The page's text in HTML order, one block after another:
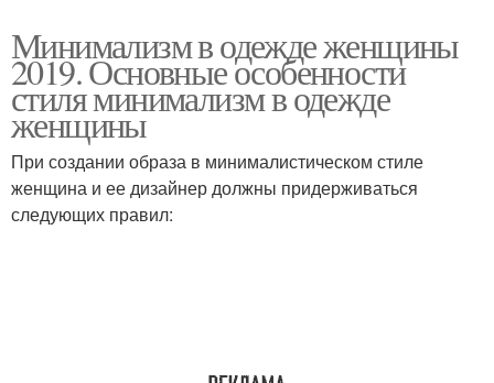
Минимализм в одежде женщины
2019. Основные особенности
стиля минимализм в одежде
женщины
При создании образа в минималистическом стиле
женщина и ее дизайнер должны придерживаться
следующих правил: